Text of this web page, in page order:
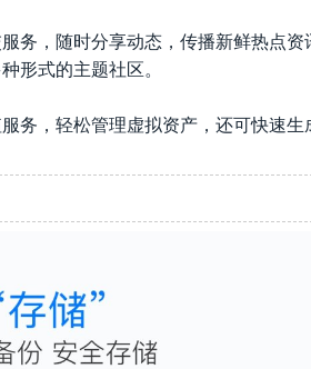
务，随时分享动态，传播新鲜热点
形式的主题社区。
务，轻松管理虚拟资产，还可快速